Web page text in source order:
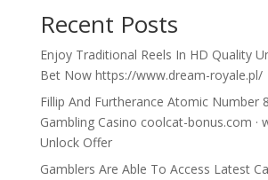
Recent Posts
Enjoy Traditional Reels In HD Quality
Bet Now https://www.dream-royale.pl/
Fillip And Furtherance Atomic Number
Gambling Casino coolcat-bonus.com ·
Unlock Offer
Gamblers Are Able To Access Latest